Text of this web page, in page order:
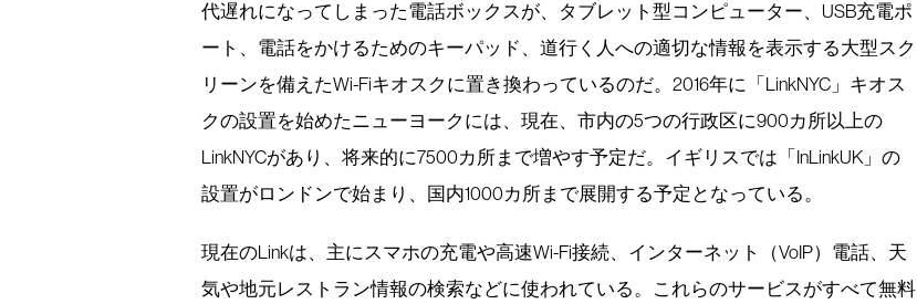
代遅れになってしまった電話ボックスが、タブレット型コンピューター、USB充電ポ
ート、電話をかけるためのキーパッド、道行く人への適切な情報を表示する大型スク
リーンを備えたWi-Fiキオスクに置き換わっているのだ。2016年に「LinkNYC」キオス
クの設置を始めたニューヨークには、現在、市内の5つの行政区に900カ所以上の
LinkNYCがあり、将来的に7500カ所まで増やす予定だ。イギリスでは「InLinkUK」の
設置がロンドンで始まり、国内1000カ所まで展開する予定となっている。
現在のLinkは、主にスマホの充電や高速Wi-Fi接続、インターネット（VoIP）電話、天
気や地元レストラン情報の検索などに使われている。これらのサービスがすべて無料